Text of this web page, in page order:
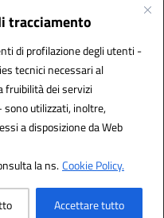
tracciamento
di profilazione degli utenti -
tecnici necessari al
fruibilità dei servizi
sono utilizzati, inoltre,
a disposizione da Web
la ns.Cookie Policy.
Accettare tutto
(IPA): istsc_peee052003
Solution S.r.l.
Designers Italia